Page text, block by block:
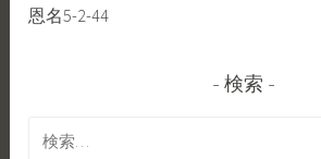
恩名5-2-44
検索
検